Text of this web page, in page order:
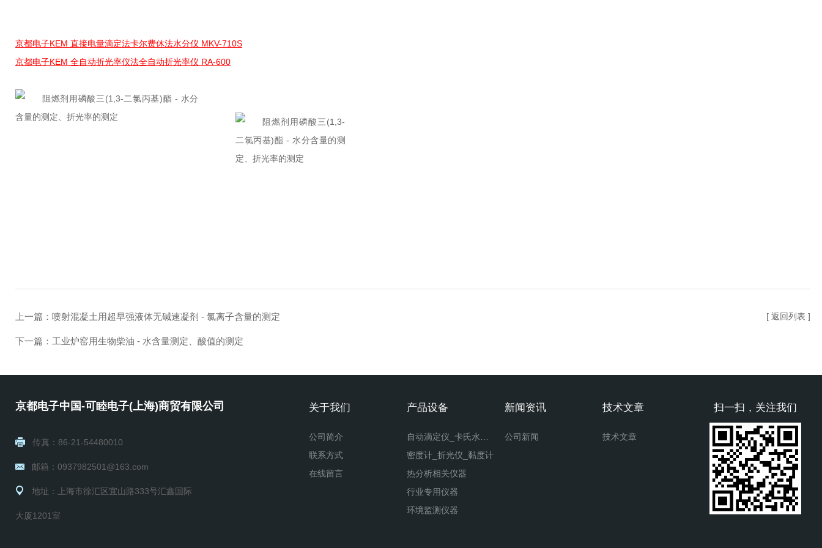
京都电子KEM 直接电量滴定法卡尔费休法水分仪 MKV-710S
京都电子KEM 全自动折光率仪法全自动折光率仪 RA-600
上一篇： 喷射混凝土用超早强液体无碱速凝剂 - 氯离子含量的测定
下一篇： 工业炉窑用生物柴油 - 水含量测定、酸值的测定
[ 返回列表 ]
京都电子中国-可睦电子(上海)商贸有限公司
传真：86-21-54480010
邮箱：0937982501@163.com
地址：上海市徐汇区宜山路333号汇鑫国际
大厦1201室
扫一扫，关注我们
关于我们
公司简介
联系方式
在线留言
产品设备
密度计_折光仪_黏度计
热分析相关仪器
行业专用仪器
环境监测仪器
新闻资讯
公司新闻
技术文章
技术文章